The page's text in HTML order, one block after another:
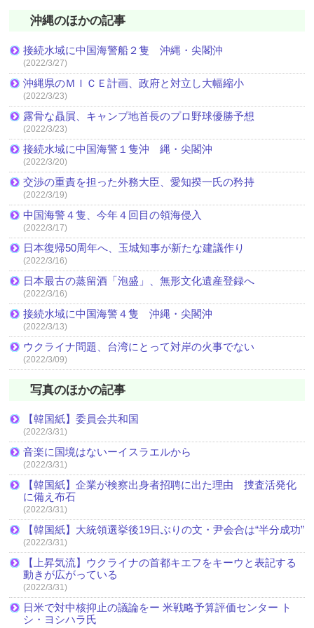
沖縄のほかの記事
接続水域に中国海警船２隻 沖縄・尖閣沖
(2022/3/27)
沖縄県のＭＩＣＥ計画、政府と対立し大幅縮小
(2022/3/23)
露骨な贔屓、キャンプ地首長のプロ野球優勝予想
(2022/3/23)
接続水域に中国海警１隻沖 縄・尖閣沖
(2022/3/20)
交渉の重責を担った外務大臣、愛知揆一氏の矜持
(2022/3/19)
中国海警４隻、今年４回目の領海侵入
(2022/3/17)
日本復帰50周年へ、玉城知事が新たな建議作り
(2022/3/16)
日本最古の蒸留酒「泡盛」、無形文化遺産登録へ
(2022/3/16)
接続水域に中国海警４隻 沖縄・尖閣沖
(2022/3/13)
ウクライナ問題、台湾にとって対岸の火事でない
(2022/3/09)
写真のほかの記事
【韓国紙】委員会共和国
(2022/3/31)
音楽に国境はないーイスラエルから
(2022/3/31)
【韓国紙】企業が検察出身者招聘に出た理由 捜査活発化
に備え布石
(2022/3/31)
【韓国紙】大統領選挙後19日ぶりの文・尹会合は“半分成功”
(2022/3/31)
【上昇気流】ウクライナの首都キエフをキーウと表記する
動きが広がっている
(2022/3/31)
日米で対中核抑止の議論をー 米戦略予算評価センター ト
シ・ヨシハラ氏